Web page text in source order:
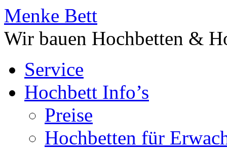
Menke Bett
Wir bauen Hochbetten &
Service
Hochbett Info’s
Preise
Hochbetten für